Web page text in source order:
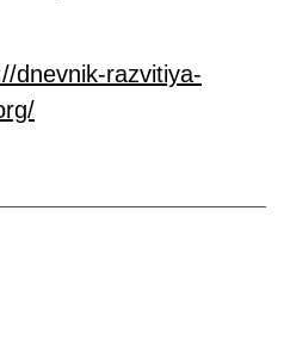
dnevnik-razvitiya-